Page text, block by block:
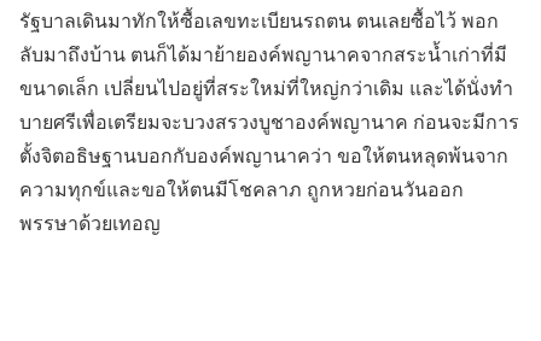
รัฐบาลเดินมาทักให้ซื้อเลขทะเบียนรถตน ตนเลยซื้อไว้ พอก
ลับมาถึงบ้าน ตนก็ได้มาย้ายองค์พญานาคจากสระน้ำเก่าที่มี
ขนาดเล็ก เปลี่ยนไปอยู่ที่สระใหม่ที่ใหญ่กว่าเดิม และได้นั่งทำ
บายศรีเพื่อเตรียมจะบวงสรวงบูชาองค์พญานาค ก่อนจะมีการ
ตั้งจิตอธิษฐานบอกกับองค์พญานาคว่า ขอให้ตนหลุดพ้นจาก
ความทุกข์และขอให้ตนมีโชคลาภ ถูกหวยก่อนวันออก
พรรษาด้วยเทอญ